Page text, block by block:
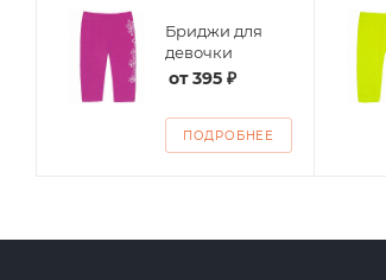
Бриджи для
девочки
от395 ₽
ПОДРОБНЕЕ